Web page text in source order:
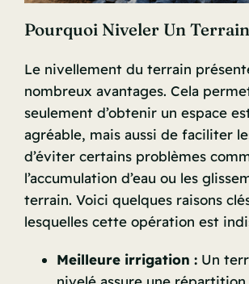
Pourquoi Niveler Un
Le nivellement du terrain
nombreux avantages. Cela
seulement d’obtenir un espace
agréable, mais aussi de faciliter
d’éviter certains problèmes
l’accumulation d’eau ou les
terrain. Voici quelques raisons
lesquelles cette opération est
Meilleure irrigation :Un